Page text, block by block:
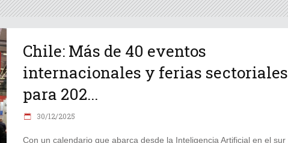
Chile: Más de 40 eventos
internacionales y ferias sectoriales
para 202...
30/12/2025
Con un calendario que abarca desde la Inteligencia Artificial en el sur